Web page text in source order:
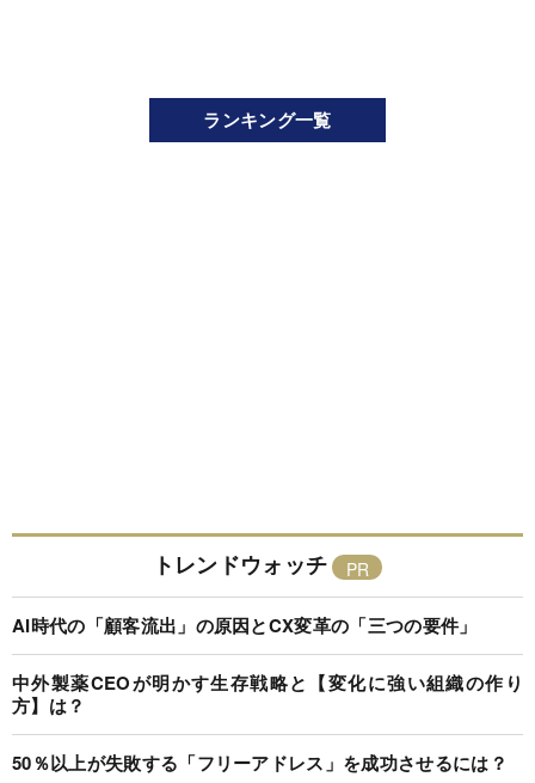
ランキング一覧
トレンドウォッチ
AI時代の「顧客流出」の原因とCX変革の「三つの要件」
中外製薬CEOが明かす生存戦略と【変化に強い組織の作り
方】は？
50％以上が失敗する「フリーアドレス」を成功させるには？